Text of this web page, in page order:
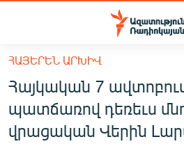
Մատչելիության
հիմնական
բովանդակությանը
հիմնական
մենյուին
ՀԱՅԱՍՏԱՆ
ՔԱՂԱՔԱԿԱՆ
ՀԱՅԵՐԵՆ ԱՐԽԻՎ
Հայկական 7
պատճառով դեռեւս
վրացական Վերին